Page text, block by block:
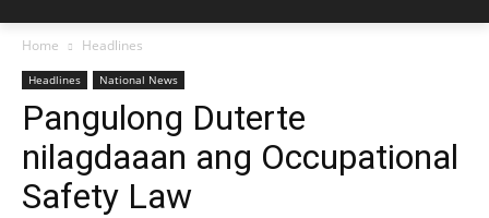
Home Headlines
Headlines National News
Pangulong Duterte
nilagdaaan ang Occupational
Safety Law